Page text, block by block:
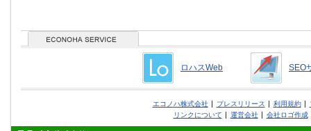
ロハスWeb SEO
エコノハ株式会社 プレスリリース 利用規約
リンクについて
運営会社 会社ロゴ作成